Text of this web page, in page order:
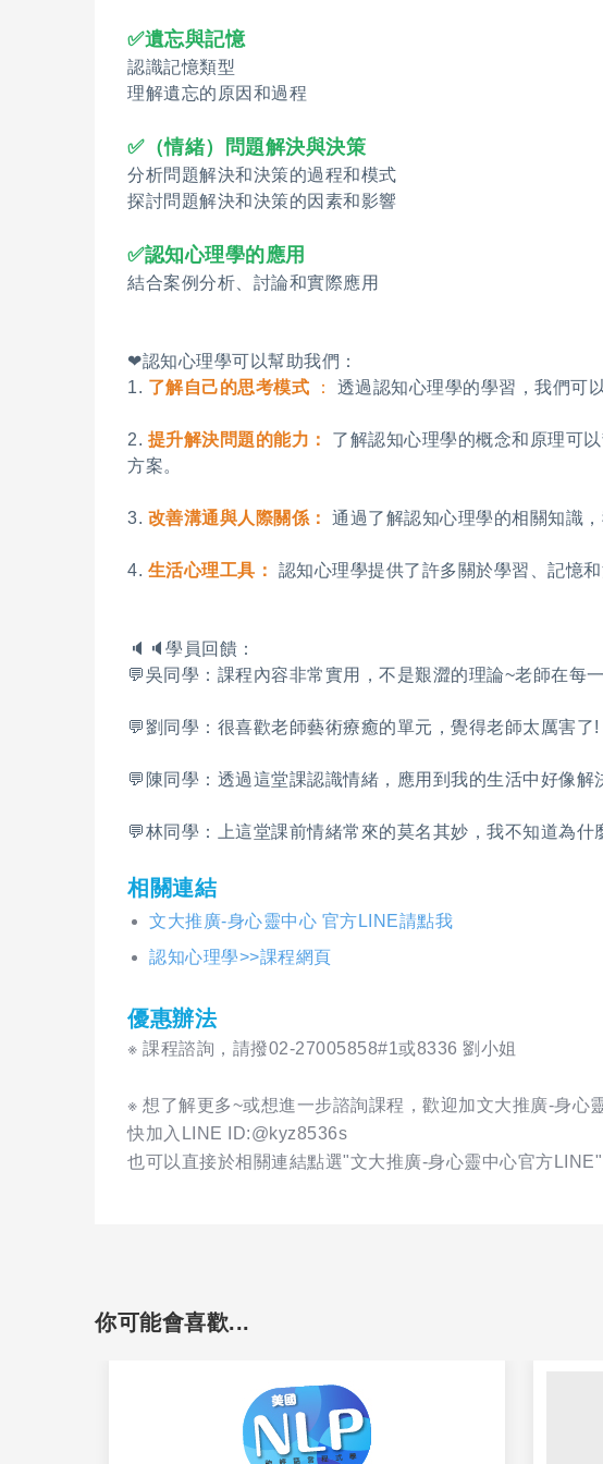
✅遺忘與記憶
認識記憶類型
理解遺忘的原因和過程
✅（情緒）問題解決與決策
分析問題解決和決策的過程和模式
探討問題解決和決策的因素和影響
✅認知心理學的應用
結合案例分析、討論和實際應用
❤認知心理學可以幫助我們：
1. 了解自己的思考模式 ： 透過認知心理學的學習，我們可
2. 提升解決問題的能力：
了解認知心理學的概念和原理可
方案。
3. 改善溝通與人際關係： 通過了解認知心理學的相關知識
4. 生活心理工具： 認知心理學提供了許多關於學習、記憶
🔈🔈學員回饋：
💬吳同學：課程內容非常實用，不是艱澀的理論~老師在每
💬劉同學：很喜歡老師藝術療癒的單元，覺得老師太厲害了!
💬陳同學：透過這堂課認識情緒，應用到我的生活中好像解
💬林同學：上這堂課前情緒常來的莫名其妙，我不知道為
相關連結
文大推廣-身心靈中心 官方LINE請點我
認知心理學>>課程網頁
優惠辦法
※ 課程諮詢，請撥02-27005858#1或8336 劉小姐
※ 想了解更多~或想進一步諮詢課程，歡迎加文大推廣-身
快加入LINE ID:@kyz8536s
也可以直接於相關連結點選"文大推廣-身心靈中心官方LINE"
你可能會喜歡...